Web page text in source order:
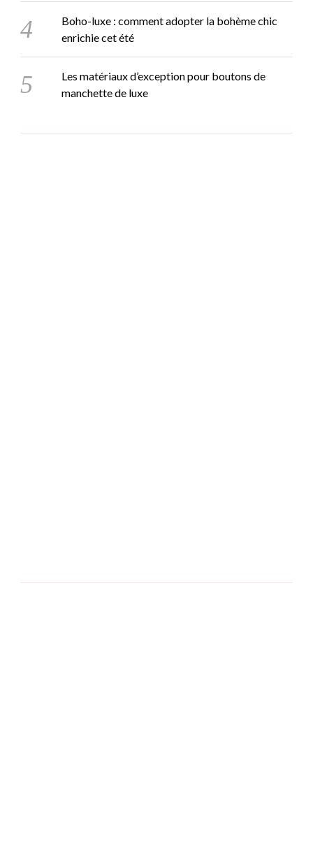
Boho-luxe : comment adopter la bohème chic
enrichie cet été
Les matériaux d’exception pour boutons de
manchette de luxe